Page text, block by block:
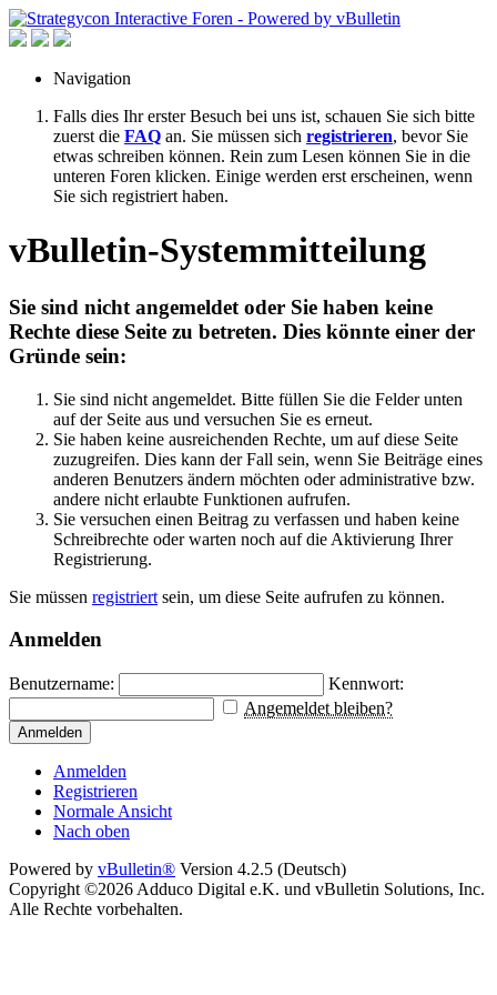
Navigation
Falls dies Ihr erster Besuch bei uns ist, schauen Sie sich bitte
zuerst die FAQ an. Sie müssen sich registrieren, bevor Sie
etwas schreiben können. Rein zum Lesen können Sie in die
unteren Foren klicken. Einige werden erst erscheinen, wenn
Sie sich registriert haben.
vBulletin-Systemmitteilung
Sie sind nicht angemeldet oder Sie haben keine
Rechte diese Seite zu betreten. Dies könnte einer der
Gründe sein:
Sie sind nicht angemeldet. Bitte füllen Sie die Felder unten
auf der Seite aus und versuchen Sie es erneut.
Sie haben keine ausreichenden Rechte, um auf diese Seite
zuzugreifen. Dies kann der Fall sein, wenn Sie Beiträge eines
anderen Benutzers ändern möchten oder administrative bzw.
andere nicht erlaubte Funktionen aufrufen.
Sie versuchen einen Beitrag zu verfassen und haben keine
Schreibrechte oder warten noch auf die Aktivierung Ihrer
Registrierung.
Sie müssen registriert sein, um diese Seite aufrufen zu können.
Anmelden
Benutzername:
Kennwort:
Angemeldet bleiben?
Anmelden
Anmelden
Registrieren
Normale Ansicht
Nach oben
Powered by vBulletin® Version 4.2.5 (Deutsch)
Copyright ©2026 Adduco Digital e.K. und vBulletin Solutions, Inc.
Alle Rechte vorbehalten.